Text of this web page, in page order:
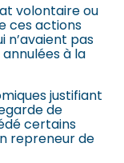
volontaire ou
ces actions
n’avaient pas
à la
justifiant
de
certains
repreneur de